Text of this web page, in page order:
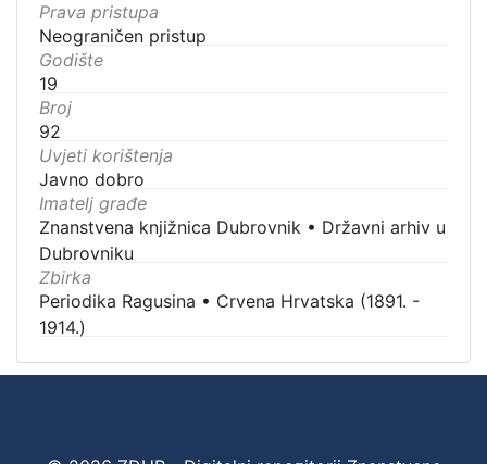
Prava pristupa
Neograničen pristup
Godište
19
Broj
92
Uvjeti korištenja
Javno dobro
Imatelj građe
Znanstvena knjižnica Dubrovnik • Državni arhiv u
Dubrovniku
Zbirka
Periodika Ragusina • Crvena Hrvatska (1891. -
1914.)